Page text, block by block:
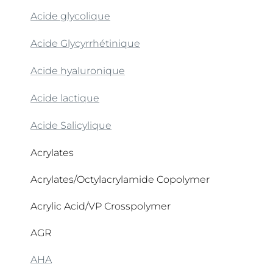
1-Methylhydantoin-2-Imide
4-t-Butylcyclohexanol (isomère trans)
Acide glycolique
Acide Glycyrrhétinique
Acide hyaluronique
Acide lactique
Acide Salicylique
Acrylates
Acrylates/Octylacrylamide Copolymer
Acrylic Acid/VP Crosspolymer
AGR
AHA